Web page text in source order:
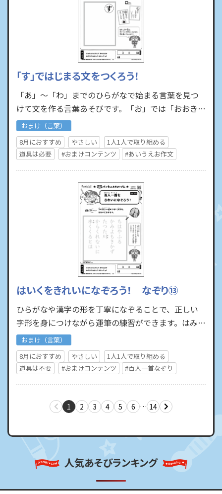
「す」ではじまる文をつくろう！
「あ」～「わ」までのひらがなで始まる言葉を見つ
けて文を作る言葉あそびです。「お」では「おおきい
おにぎりはおいしいな」といった文を作ったり、
「し」では「しかにし…
おまけ（言葉）
8月におすすめ
やさしい
1人1人で取り組める
道具は必要
#おまけコンテンツ #あいうえお作文
はいくをきれいになぞろう！ なぞり⑬
ひらがなや漢字の形を丁寧になぞることで、正しい
字形を身につけながら運筆の練習ができます。はみ出
さないで書けたら得点できる「ことわざ」のなぞり
や、知っていたらか…
おまけ（言葉）
8月におすすめ
やさしい
1人1人で取り組める
道具は不要
#おまけコンテンツ #百人一首なぞり
1 2 3 4 5 6 … 14
人気あそびランキング